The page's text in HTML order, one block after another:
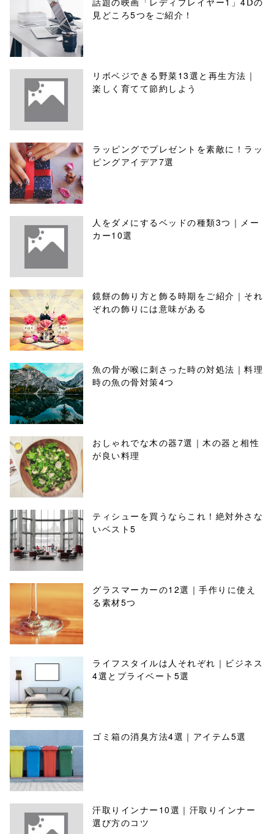
見どころ5つをご紹介！
リボベジできる野菜13選と再生方法｜
楽しく育てて節約しよう
ラッピングでプレゼントを素敵に！ラッ
ピングアイデア7選
人をダメにするベッドの種類3つ｜メー
カー10選
鏡餅の飾り方と飾る時期をご紹介｜それ
ぞれの飾りには意味がある
魚の骨が喉に刺さった時の対処法｜料理
時の魚の骨対策4つ
おしゃれでな木の器7選｜木の器と相性
が良い料理
ティシューを買うならこれ！絶対外さな
いベスト5
グラスマーカーの12選｜手作りに使え
る素材5つ
ライフスタイルは人それぞれ｜ビジネス
4選とプライベート5選
ゴミ箱の消臭方法4選｜アイテム5選
汗取りインナー10選｜汗取りインナー
選び方のコツ